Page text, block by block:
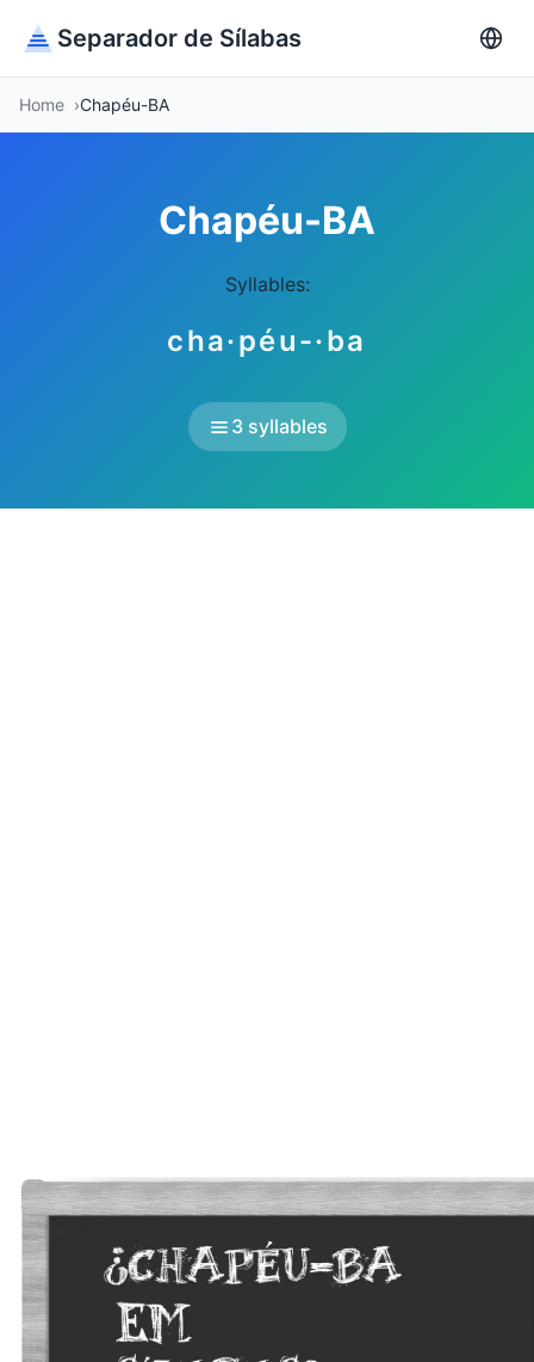
Separador de Sílabas
Home Chapéu-BA
Chapéu-BA
Syllables:
cha·péu-·ba
3 syllables